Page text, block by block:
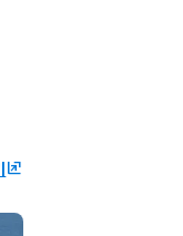
ungroup